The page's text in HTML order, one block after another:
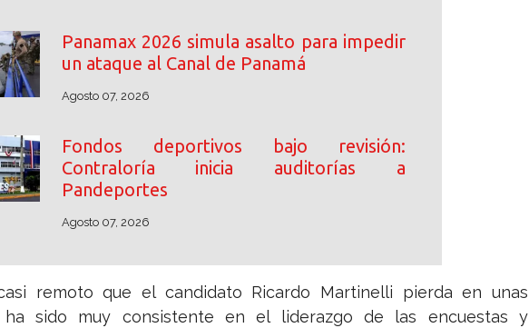
Panamax 2026 simula asalto para impedir
un ataque al Canal de Panamá
Agosto 07, 2026
Fondos deportivos bajo revisión:
Contraloría inicia auditorías a
Pandeportes
Agosto 07, 2026
remoto que el candidato Ricardo Martinelli pierda en unas
ha sido muy consistente en el liderazgo de las encuestas y